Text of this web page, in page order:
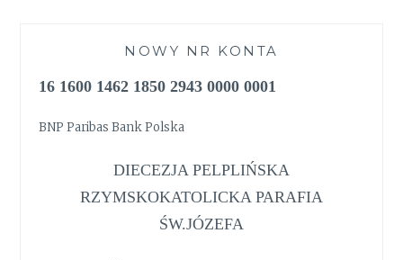
NOWY NR KONTA
16 1600 1462 1850 2943 0000 0001
BNP Paribas Bank Polska
DIECEZJA PELPLIŃSKA
RZYMSKOKATOLICKA PARAFIA
ŚW.JÓZEFA